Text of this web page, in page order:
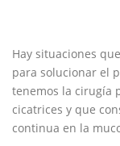
Hay situaciones
para solucionar el
tenemos la cirugía
cicatrices y que
continua en la